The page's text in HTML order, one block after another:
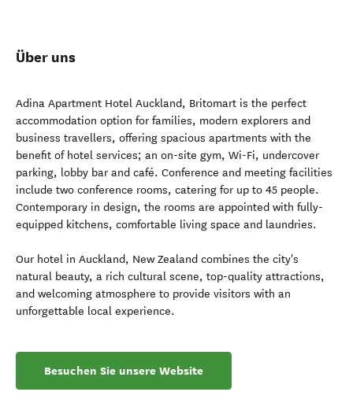
Über uns
Adina Apartment Hotel Auckland, Britomart is the perfect
accommodation option for families, modern explorers and
business travellers, offering spacious apartments with the
benefit of hotel services; an on-site gym, Wi-Fi, undercover
parking, lobby bar and café. Conference and meeting facilities
include two conference rooms, catering for up to 45 people.
Contemporary in design, the rooms are appointed with fully-
equipped kitchens, comfortable living space and laundries.
Our hotel in Auckland, New Zealand combines the city's
natural beauty, a rich cultural scene, top-quality attractions,
and welcoming atmosphere to provide visitors with an
unforgettable local experience.
Besuchen Sie unsere Website